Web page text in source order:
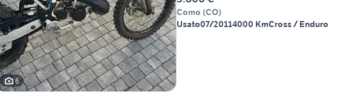
6
Como (CO)
Usato07/20114000 KmCross / Enduro